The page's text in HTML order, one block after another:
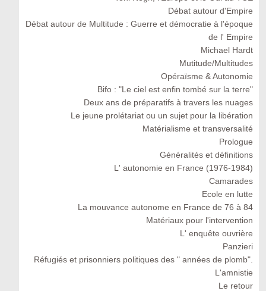
Débat autour d'Empire
Débat autour de Multitude : Guerre et démocratie à l'époque
de l' Empire
Michael Hardt
Mutitude/Multitudes
Opéraïsme & Autonomie
Bifo : "Le ciel est enfin tombé sur la terre"
Deux ans de préparatifs à travers les nuages
Le jeune prolétariat ou un sujet pour la libération
Matérialisme et transversalité
Prologue
Généralités et définitions
L' autonomie en France (1976-1984)
Camarades
Ecole en lutte
La mouvance autonome en France de 76 à 84
Matériaux pour l'intervention
L' enquête ouvrière
Panzieri
Réfugiés et prisonniers politiques des " années de plomb".
L'amnistie
Le retour